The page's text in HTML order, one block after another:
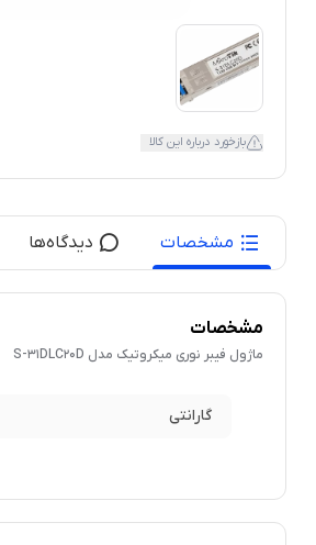
بازخورد درباره این کالا
مشخصات دیدگاه‌ها
مشخصات
ماژول فیبر نوری میکروتیک مدل S-31DLC20D
گارانتی